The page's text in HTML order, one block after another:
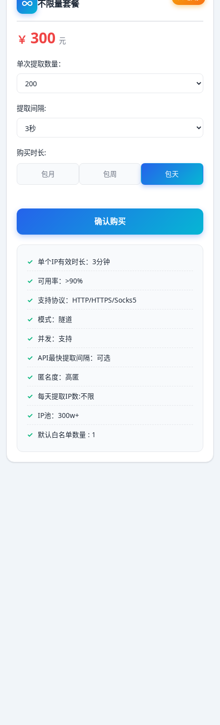
不限量套餐
￥ 300 元
单次提取数量：
提取间隔:
购买时长:
包月 包周 包天
确认购买
单个IP有效时长：3分钟
可用率：>90%
支持协议：HTTP/HTTPS/Socks5
模式：隧道
并发：支持
API最快提取间隔：可选
匿名度：高匿
每天提取IP数:不限
IP池：300w+
默认白名单数量 : 1